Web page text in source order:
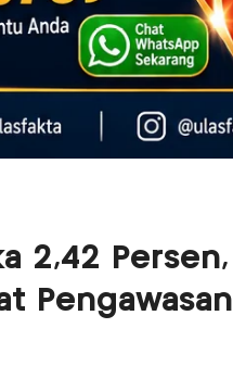
2,42 Persen,
Pengawasan